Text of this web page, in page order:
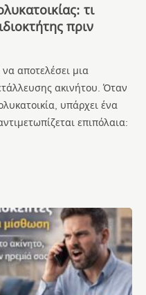
τι
πριν
αποτελέσει μια
ακινήτου. Όταν
υπάρχει ένα
επιπόλαια: